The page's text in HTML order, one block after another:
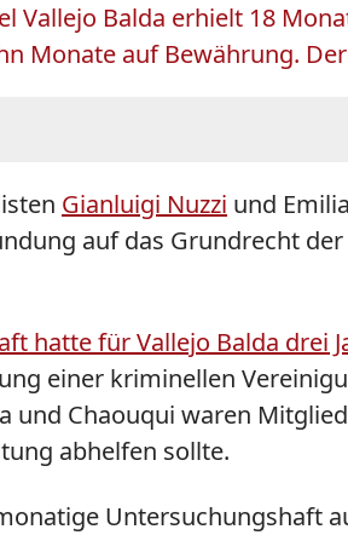
Vallejo Balda erhielt 18
Monate auf Bewährung.
Gianluigi Nuzzi und
auf das Grundrecht
hatte für Vallejo Balda drei
einer kriminellen
und Chaouqui waren
abhelfen sollte.
Untersuchungshaft